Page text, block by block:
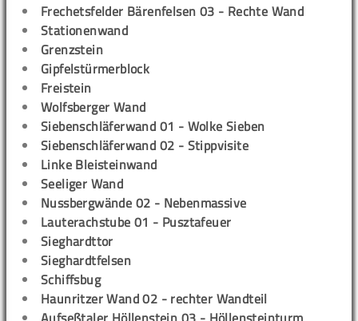
Frechetsfelder Bärenfelsen 03 - Rechte Wand
Stationenwand
Grenzstein
Gipfelstürmerblock
Freistein
Wolfsberger Wand
Siebenschläferwand 01 - Wolke Sieben
Siebenschläferwand 02 - Stippvisite
Linke Bleisteinwand
Seeliger Wand
Nussbergwände 02 - Nebenmassive
Lauterachstube 01 - Pusztafeuer
Sieghardttor
Sieghardtfelsen
Schiffsbug
Haunritzer Wand 02 - rechter Wandteil